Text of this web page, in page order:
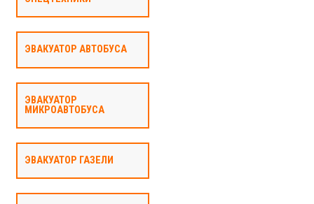
ЭВАКУАТОР АВТОБУСА
ЭВАКУАТОР
МИКРОАВТОБУСА
ЭВАКУАТОР ГАЗЕЛИ